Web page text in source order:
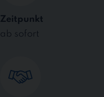
Zeitpunkt
ab sofort